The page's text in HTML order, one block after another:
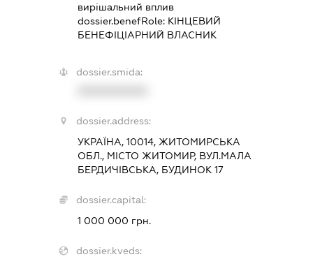
вирішальний вплив
dossier.benefRole: КІНЦЕВИЙ
БЕНЕФІЦІАРНИЙ ВЛАСНИК
dossier.smida:
dossier.address:
УКРАЇНА, 10014, ЖИТОМИРСЬКА
ОБЛ., МІСТО ЖИТОМИР, ВУЛ.МАЛА
БЕРДИЧІВСЬКА, БУДИНОК 17
dossier.capital:
1 000 000 грн.
dossier.kveds: